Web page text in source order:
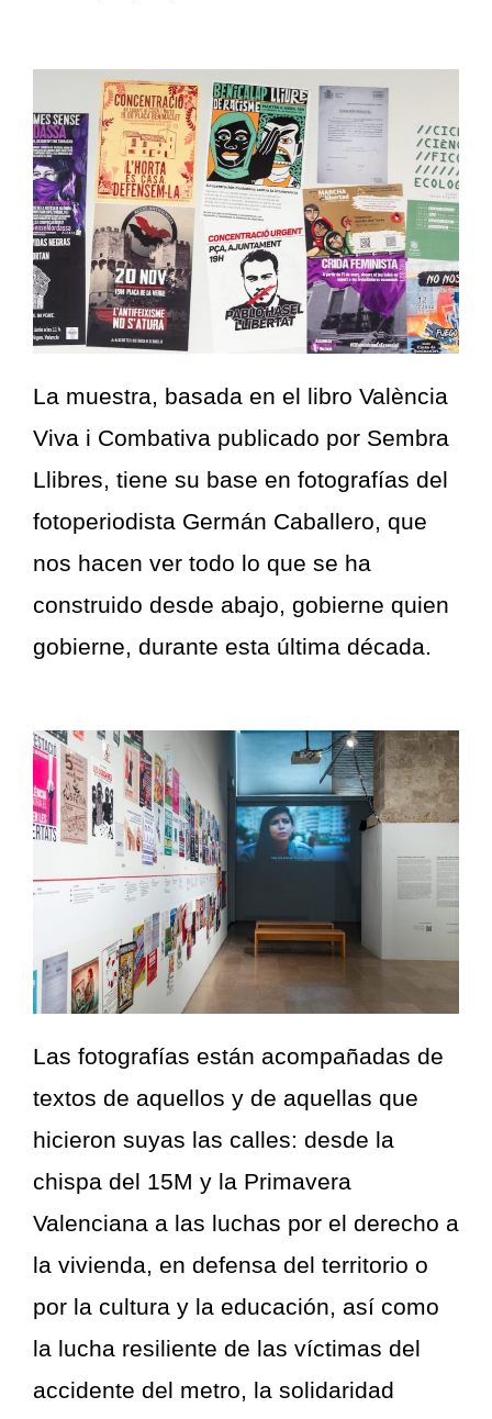
La muestra, basada en el libro València
Viva i Combativa publicado por Sembra
Llibres, tiene su base en fotografías del
fotoperiodista Germán Caballero, que
nos hacen ver todo lo que se ha
construido desde abajo, gobierne quien
gobierne, durante esta última década.
Las fotografías están acompañadas de
textos de aquellos y de aquellas que
hicieron suyas las calles: desde la
chispa del 15M y la Primavera
Valenciana a las luchas por el derecho a
la vivienda, en defensa del territorio o
por la cultura y la educación, así como
la lucha resiliente de las víctimas del
accidente del metro, la solidaridad